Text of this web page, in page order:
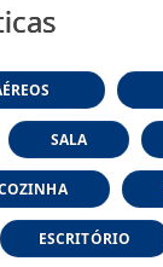
SALA
ESCRITÓRIO